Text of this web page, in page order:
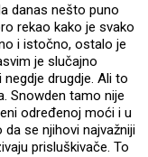
danas nešto puno
rekao kako je svako
i istočno, ostalo je
je slučajno
drugdje. Ali to
Snowden tamo nije
određenoj moći i u
se njihovi najvažniji
prisluškivače. To